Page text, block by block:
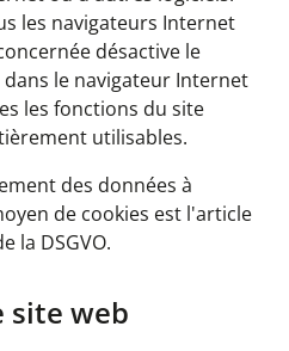
les navigateurs Internet
désactive le
le navigateur Internet
les fonctions du site
utilisables.
des données à
de cookies est l'article
la DSGVO.
site web